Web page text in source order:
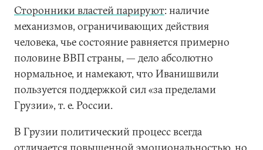
Сторонники властей парируют: наличие
механизмов, ограничивающих действия
человека, чье состояние равняется примерно
половине ВВП страны, — дело абсолютно
нормальное, и намекают, что Иванишвили
пользуется поддержкой сил «за пределами
Грузии», т. е. России.
В Грузии политический процесс всегда